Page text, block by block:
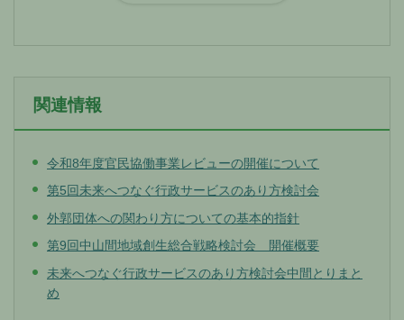
関連情報
令和8年度官民協働事業レビューの開催について
第5回未来へつなぐ行政サービスのあり方検討会
外郭団体への関わり方についての基本的指針
第9回中山間地域創生総合戦略検討会 開催概要
未来へつなぐ行政サービスのあり方検討会中間とりまと
め